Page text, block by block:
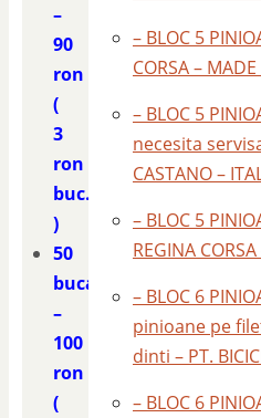
–
90
ron
(
3
ron
buc.
)
50
bucati
–
100
ron
(
– BLOC 5
CORSA –
– BLOC 5
necesita
CASTANO –
– BLOC 5
REGINA
– BLOC 6
pinioane pe
dinti – PT.
– BLOC 6